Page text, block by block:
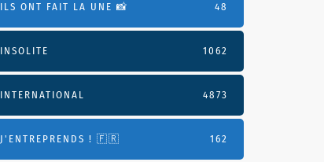
ILS ONT FAIT LA UNE 📸 48
INSOLITE 1062
INTERNATIONAL 4873
J'ENTREPRENDS ! 🇫🇷 162